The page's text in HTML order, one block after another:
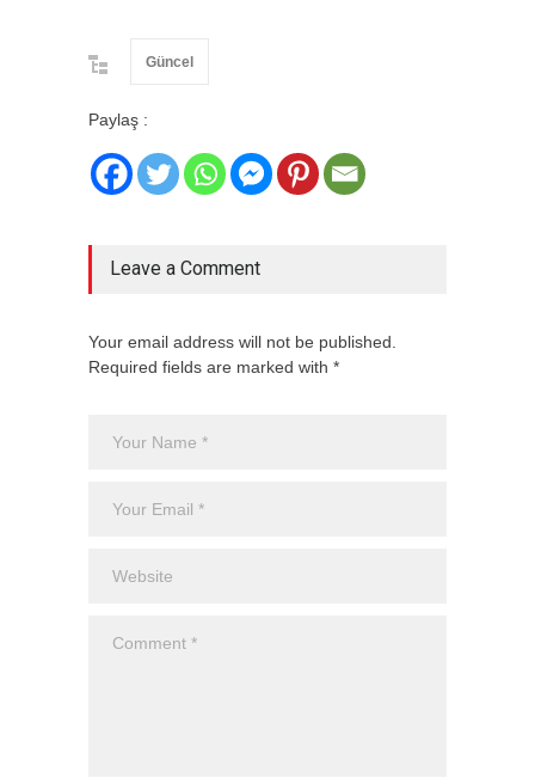
Güncel
Paylaş :
Leave a Comment
Your email address will not be published.
Required fields are marked with *